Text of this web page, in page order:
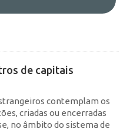
de capitais
contemplam os
criadas ou encerradas
no âmbito do sistema de